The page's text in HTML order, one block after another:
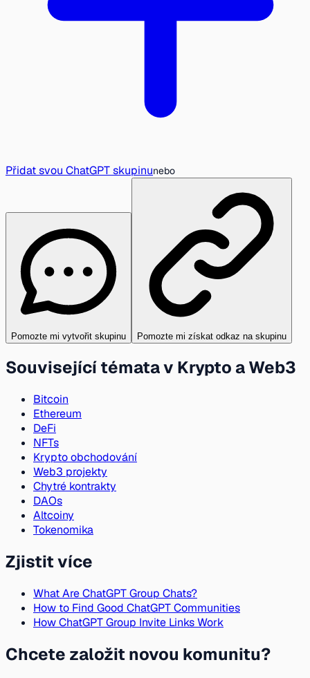
Přidat svou ChatGPT skupinunebo
Pomozte mi vytvořit skupinu Pomozte mi získat odkaz na skupinu
Související témata v Krypto a Web3
Bitcoin
Ethereum
DeFi
NFTs
Krypto obchodování
Web3 projekty
Chytré kontrakty
DAOs
Altcoiny
Tokenomika
Zjistit více
What Are ChatGPT Group Chats?
How to Find Good ChatGPT Communities
How ChatGPT Group Invite Links Work
Chcete založit novou komunitu?